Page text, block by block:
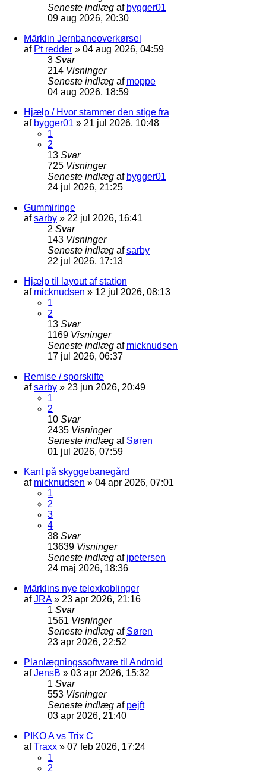
Seneste indlæg af bygger01
09 aug 2026, 20:30
Märklin Jernbaneoverkørsel
af Pt redder » 04 aug 2026, 04:59
3 Svar
214 Visninger
Seneste indlæg af moppe
04 aug 2026, 18:59
Hjælp / Hvor stammer den stige fra
af bygger01 » 21 jul 2026, 10:48
1
2
13 Svar
725 Visninger
Seneste indlæg af bygger01
24 jul 2026, 21:25
Gummiringe
afsarby » 22 jul 2026, 16:41
2 Svar
143 Visninger
Seneste indlæg afsarby
22 jul 2026, 17:13
Hjælp til layout af station
af micknudsen » 12 jul 2026, 08:13
1
2
13 Svar
1169 Visninger
Seneste indlæg af micknudsen
17 jul 2026, 06:37
Remise / sporskifte
afsarby » 23 jun 2026, 20:49
1
2
10 Svar
2435 Visninger
Seneste indlæg af Søren
01 jul 2026, 07:59
Kant på skyggebanegård
af micknudsen » 04 apr 2026, 07:01
1
2
3
4
38 Svar
13639 Visninger
Seneste indlæg af jpetersen
24 maj 2026, 18:36
Märklins nye telexkoblinger
afJRA» 23 apr 2026, 21:16
1 Svar
1561 Visninger
Seneste indlæg af Søren
23 apr 2026, 22:52
Planlægningssoftware til Android
afJensB » 03 apr 2026, 15:32
1 Svar
553 Visninger
Seneste indlæg af pejft
03 apr 2026, 21:40
PIKO A vs Trix C
afTraxx » 07 feb 2026, 17:24
1
2